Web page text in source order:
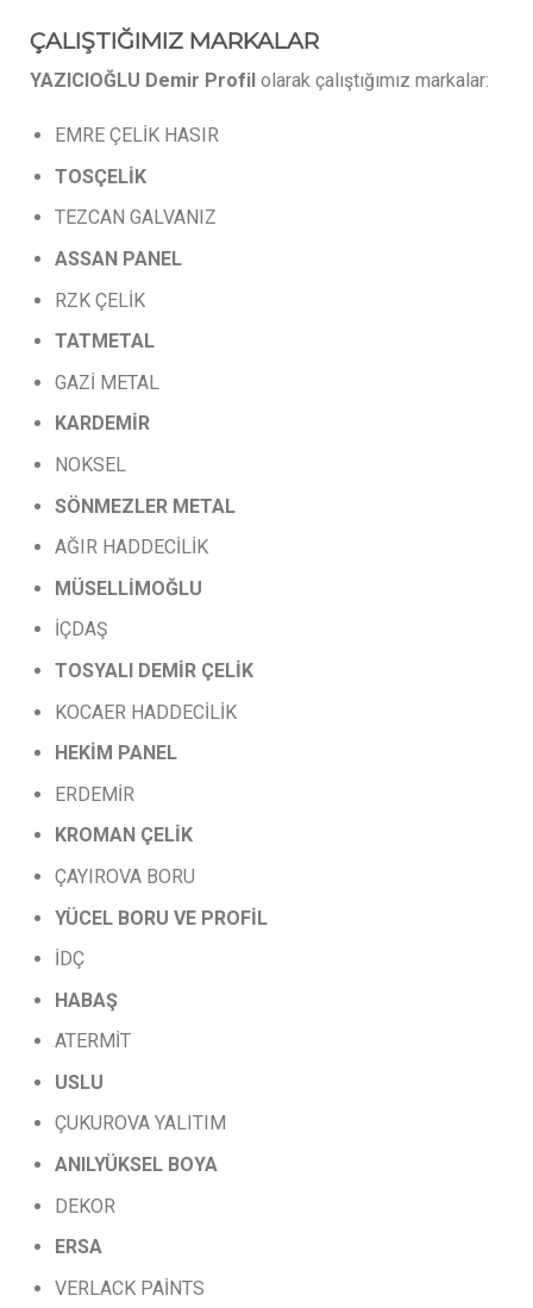
ÇALIŞTIĞIMIZ MARKALAR
YAZICIOĞLU Demir Profil olarak çalıştığımız markalar:
EMRE ÇELİK HASIR
TOSÇELİK
TEZCAN GALVANIZ
ASSAN PANEL
RZK ÇELİK
TATMETAL
GAZİ METAL
KARDEMİR
NOKSEL
SÖNMEZLER METAL
AĞIR HADDECİLİK
MÜSELLİMOĞLU
İÇDAŞ
TOSYALI DEMİR ÇELİK
KOCAER HADDECİLİK
HEKİM PANEL
ERDEMİR
KROMAN ÇELİK
ÇAYIROVA BORU
YÜCEL BORU VE PROFİL
İDÇ
HABAŞ
ATERMİT
USLU
ÇUKUROVA YALITIM
ANILYÜKSEL BOYA
DEKOR
ERSA
VERLACK PAİNTS